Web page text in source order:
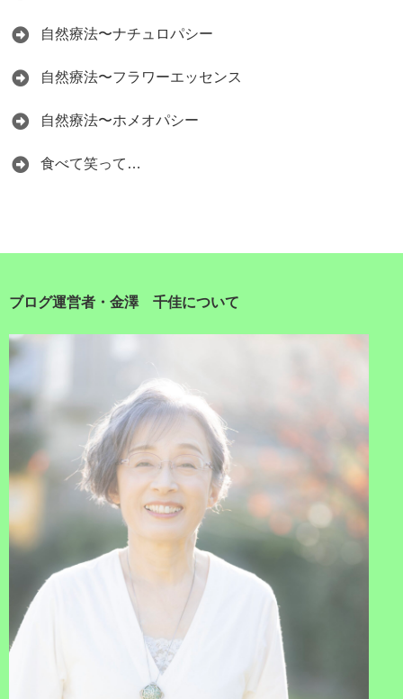
自然療法〜ナチュロパシー
自然療法〜フラワーエッセンス
自然療法〜ホメオパシー
食べて笑って…
ブログ運営者・金澤 千佳について